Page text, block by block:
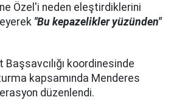
Özel'i neden eleştirdiklerini
"Bu kepazelikler yüzünden"
Başsavcılığı koordinesinde
kapsamında Menderes
düzenlendi.